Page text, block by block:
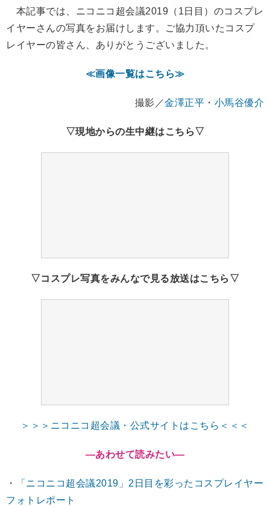
本記事では、ニコニコ超会議2019（1日目）のコスプレ
イヤーさんの写真をお届けします。ご協力頂いたコスプ
レイヤーの皆さん、ありがとうございました。
≪画像一覧はこちら≫
撮影／金澤正平 ・ 小馬谷優介
▽現地からの生中継はこちら▽
▽コスプレ写真をみんなで見る放送はこちら▽
＞＞＞ニコニコ超会議・公式サイトはこちら＜＜＜
―あわせて読みたい―
・
「ニコニコ超会議2019」2日目を彩ったコスプレイヤー
フォトレポート